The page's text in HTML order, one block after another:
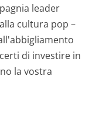
leader
cultura pop –
di investire in
la vostra